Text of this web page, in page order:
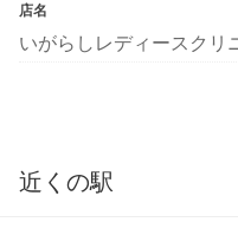
店名
いがらしレディースクリ
近くの駅